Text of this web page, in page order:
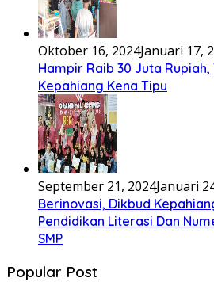
Oktober 16, 2024Januari 17,
Hampir Raib 30 Juta Rupiah,
Kepahiang Kena Tipu
September 21, 2024Januari
Berinovasi, Dikbud
Pendidikan Literasi Dan
SMP
Popular Post